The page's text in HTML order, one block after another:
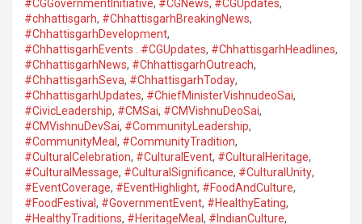
#CGGovernmentInitiative, #CGNews, #CGUpdates,
#chhattisgarh, #ChhattisgarhBreakingNews,
#ChhattisgarhDevelopment,
#ChhattisgarhEvents . #CGUpdates, #ChhattisgarhHeadlines,
#ChhattisgarhNews, #ChhattisgarhOutreach,
#ChhattisgarhSeva, #ChhattisgarhToday,
#ChhattisgarhUpdates, #ChiefMinisterVishnudeoSai,
#CivicLeadership, #CMSai, #CMVishnuDeoSai,
#CMVishnuDevSai, #CommunityLeadership,
#CommunityMeal , #CommunityTradition,
#CulturalCelebration, #CulturalEvent, #CulturalHeritage,
#CulturalMessage, #CulturalSignificance, #CulturalUnity,
#EventCoverage, #EventHighlight, #FoodAndCulture,
#FoodFestival , #GovernmentEvent, #HealthyEating,
#HealthyTraditions, #HeritageMeal , #IndianCulture,